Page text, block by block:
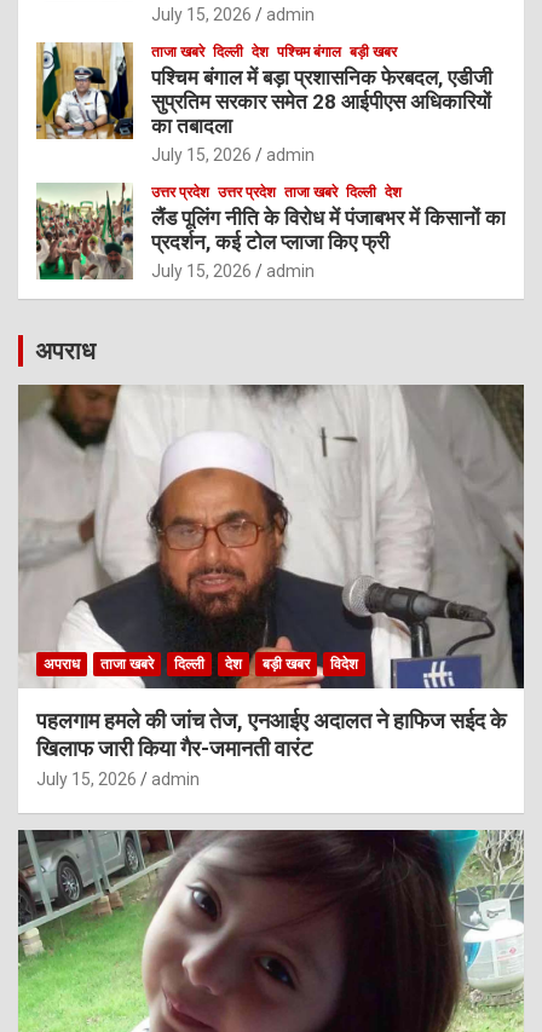
July 15, 2026 admin
ताजा खबरे दिल्ली देश पश्चिम बंगाल बड़ी खबर
पश्चिम बंगाल में बड़ा प्रशासनिक फेरबदल, एडीजी
सुप्रतिम सरकार समेत 28 आईपीएस अधिकारियों
का तबादला
July 15, 2026 admin
उत्तर प्रदेश उत्तर प्रदेश ताजा खबरे दिल्ली देश
लैंड पूलिंग नीति के विरोध में पंजाबभर में किसानों का
प्रदर्शन, कई टोल प्लाजा किए फ्री
July 15, 2026 admin
अपराध
अपराध ताजा खबरे दिल्ली देश बड़ी खबर विदेश
पहलगाम हमले की जांच तेज, एनआईए अदालत ने हाफिज सईद के
खिलाफ जारी किया गैर-जमानती वारंट
July 15, 2026 admin